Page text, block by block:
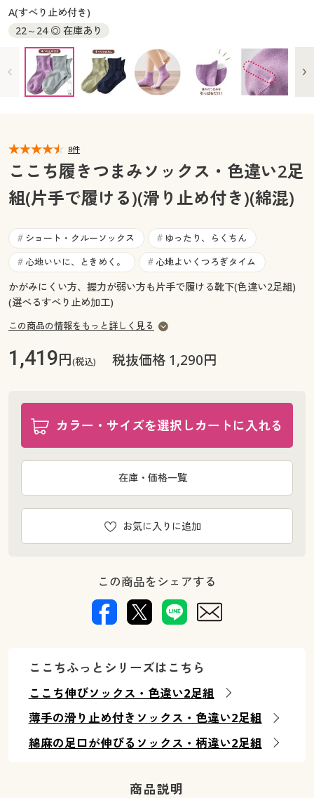
大きいサイズ 事務・制服
カタログ・チラシからのご注文
デジタルカタログ
カタログ無料プレゼント
マイページ
閲覧履歴
お気に入り
サポート
ご利用ガイド
カタログ無料プレゼント
会員メニュー
閲覧履歴
お気に入り
ご利用ガイド
よくある質問とお問い合わせ
A(すべり止め付き)
22～24 ◎ 在庫あり
8件
ここち履きつまみソックス・色違い2足
組(片手で履ける)(滑り止め付き)(綿混)
# ショート・クルーソックス # ゆったり、らくちん
# 心地いいに、ときめく。 # 心地よいくつろぎタイム
かがみにくい方、握力が弱い方も片手で履ける靴下(色違い2足組)
(選べるすべり止め加工)
この商品の情報をもっと詳しく見る
1,419円(税込) 税抜価格 1,290円
カラー・サイズを選択しカートに入れる
お気に入りに追加
在庫・価格一覧
この商品をシェアする
ここちふっとシリーズはこちら
ここち伸びソックス・色違い2足組
薄手の滑り止め付きソックス・色違い2足組
綿麻の足口が伸びるソックス・柄違い2足組
商品説明